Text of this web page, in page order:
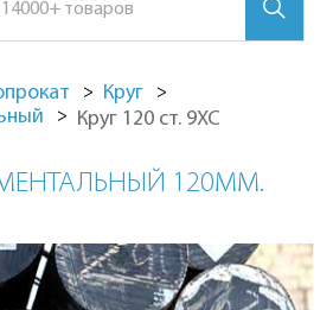
Круг
Круг 120 ст. 9ХС
120ММ.